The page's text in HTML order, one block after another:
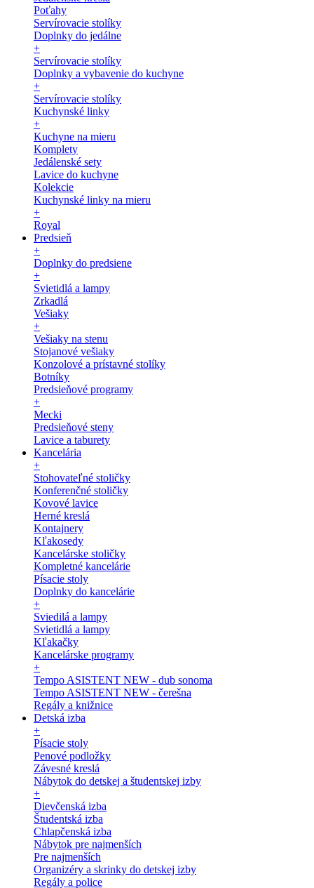
Poťahy
Servírovacie stolíky
Doplnky do jedálne
+
Servírovacie stolíky
Doplnky a vybavenie do kuchyne
+
Servírovacie stolíky
Kuchynské linky
+
Kuchyne na mieru
Komplety
Jedálenské sety
Lavice do kuchyne
Kolekcie
Kuchynské linky na mieru
+
Royal
Predsieň
+
Doplnky do predsiene
+
Svietidlá a lampy
Zrkadlá
Vešiaky
+
Vešiaky na stenu
Stojanové vešiaky
Konzolové a prístavné stolíky
Botníky
Predsieňové programy
+
Mecki
Predsieňové steny
Lavice a taburety
Kancelária
+
Stohovateľné stoličky
Konferenčné stoličky
Kovové lavice
Herné kreslá
Kontajnery
Kľakosedy
Kancelárske stoličky
Kompletné kancelárie
Písacie stoly
Doplnky do kancelárie
+
Sviedilá a lampy
Svietidlá a lampy
Kľakačky
Kancelárske programy
+
Tempo ASISTENT NEW - dub sonoma
Tempo ASISTENT NEW - čerešna
Regály a knižnice
Detská izba
+
Písacie stoly
Penové podložky
Závesné kreslá
Nábytok do detskej a študentskej izby
+
Dievčenská izba
Študentská izba
Chlapčenská izba
Nábytok pre najmenších
Pre najmenších
Organizéry a skrinky do detskej izby
Regály a police